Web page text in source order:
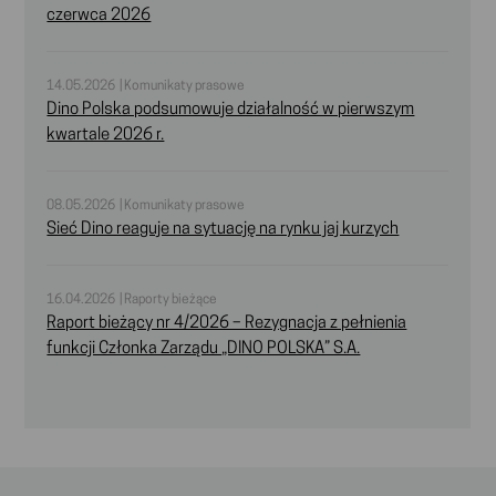
czerwca 2026
14.05.2026 | Komunikaty prasowe
Dino Polska podsumowuje działalność w pierwszym
kwartale 2026 r.
08.05.2026 | Komunikaty prasowe
Sieć Dino reaguje na sytuację na rynku jaj kurzych
16.04.2026 | Raporty bieżące
Raport bieżący nr 4/2026 – Rezygnacja z pełnienia
funkcji Członka Zarządu „DINO POLSKA” S.A.